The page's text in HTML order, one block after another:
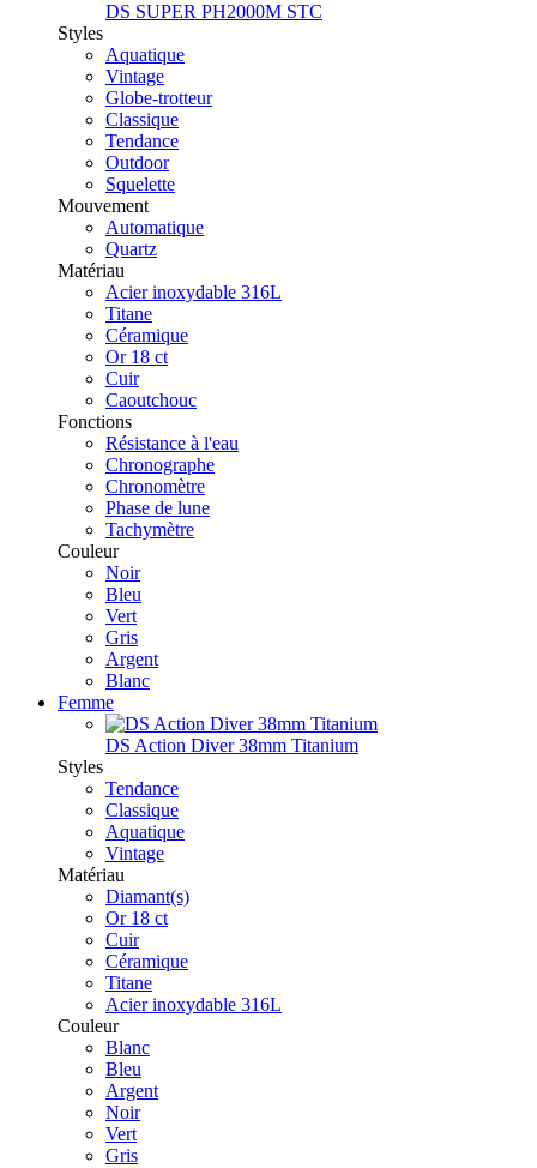
DS SUPER PH2000M STC
Styles
Aquatique
Vintage
Globe-trotteur
Classique
Tendance
Outdoor
Squelette
Mouvement
Automatique
Quartz
Matériau
Acier inoxydable 316L
Titane
Céramique
Or 18 ct
Cuir
Caoutchouc
Fonctions
Résistance à l'eau
Chronographe
Chronomètre
Phase de lune
Tachymètre
Couleur
Noir
Bleu
Vert
Gris
Argent
Blanc
Femme
DS Action Diver 38mm Titanium
Styles
Tendance
Classique
Aquatique
Vintage
Matériau
Diamant(s)
Or 18 ct
Cuir
Céramique
Titane
Acier inoxydable 316L
Couleur
Blanc
Bleu
Argent
Noir
Vert
Gris